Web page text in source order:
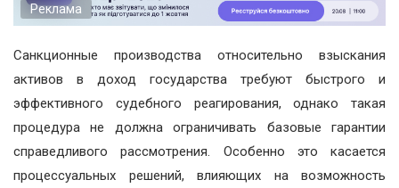
Реклама
Санкционные производства относительно взыскания
активов в доход государства требуют быстрого и
эффективного судебного реагирования, однако такая
процедура не должна ограничивать базовые гарантии
справедливого рассмотрения. Особенно это касается
процессуальных решений, влияющих на возможность